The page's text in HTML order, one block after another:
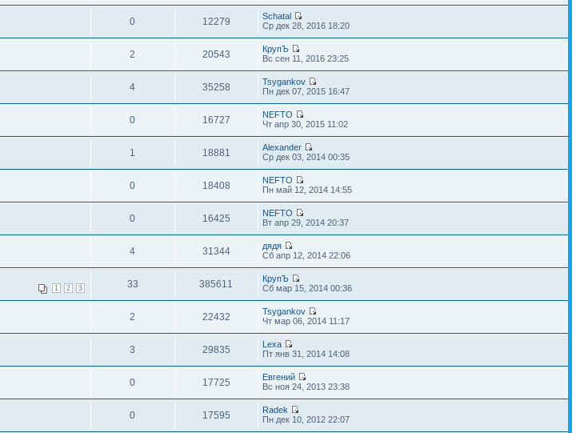
0 12279
Schatal
Ср дек 28, 2016 18:20
2 20543
КрупЪ
Вс сен 11, 2016 23:25
4 35258
Tsygankov
Пн дек 07, 2015 16:47
0 16727
NEFTO
Чт апр 30, 2015 11:02
1 18881
Alexander
Ср дек 03, 2014 00:35
0 18408
NEFTO
Пн май 12, 2014 14:55
0 16425
NEFTO
Вт апр 29, 2014 20:37
4 31344
дядя
Сб апр 12, 2014 22:06
1 2 3 33 385611
КрупЪ
Сб мар 15, 2014 00:36
2 22432
Tsygankov
Чт мар 06, 2014 11:17
3 29835
Lexa
Пт янв 31, 2014 14:08
0 17725
Евгений
Вс ноя 24, 2013 23:38
0 17595
Radek
Пн дек 10, 2012 22:07